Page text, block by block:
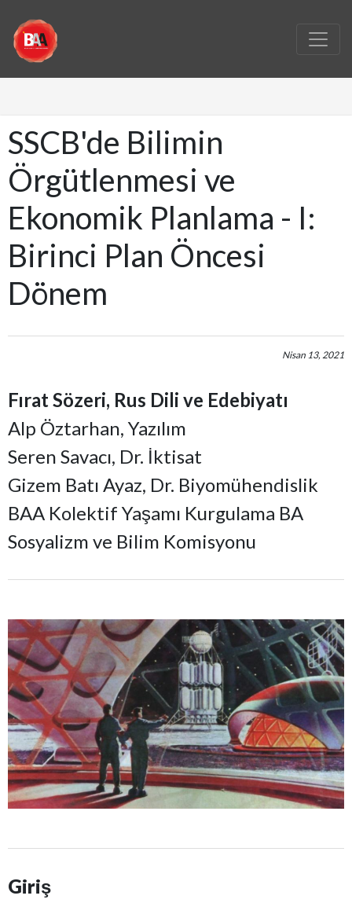
SSCB'de Bilimin
Örgütlenmesi ve
Ekonomik Planlama - I:
Birinci Plan Öncesi
Dönem
Nisan 13, 2021
Fırat Sözeri, Rus Dili ve Edebiyatı
Alp Öztarhan, Yazılım
Seren Savacı, Dr. İktisat
Gizem Batı Ayaz, Dr. Biyomühendislik
BAA Kolektif Yaşamı Kurgulama BA
Sosyalizm ve Bilim Komisyonu
Giriş